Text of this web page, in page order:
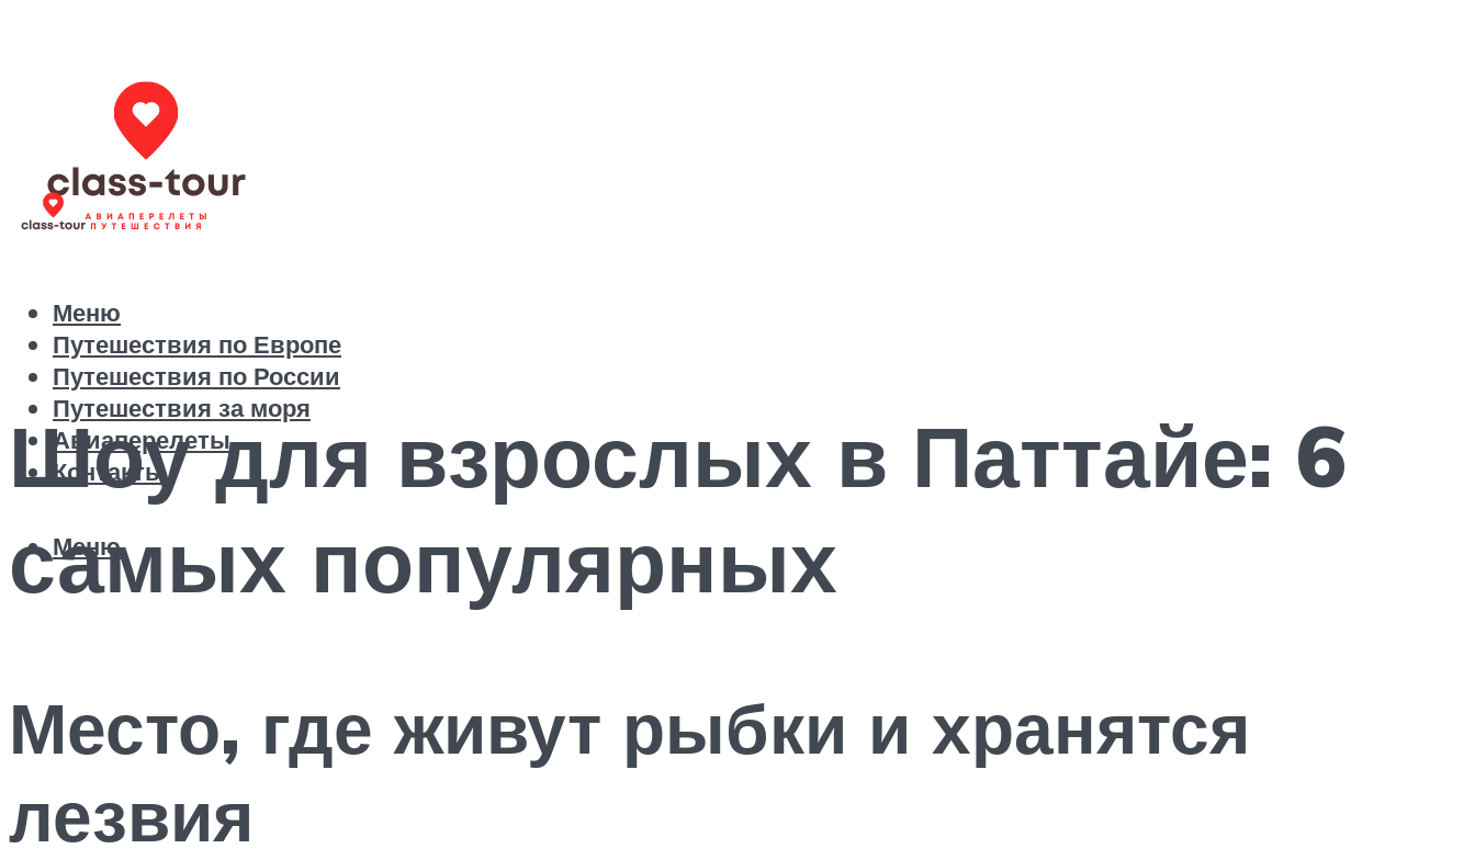
Путешествия по Европе
Путешествия по России
Путешествия за моря
Авиаперелеты
Контакты
Меню
Меню
Шоу для взрослых в Паттайе: 6
самых популярных
Место, где живут рыбки и хранятся
лезвия